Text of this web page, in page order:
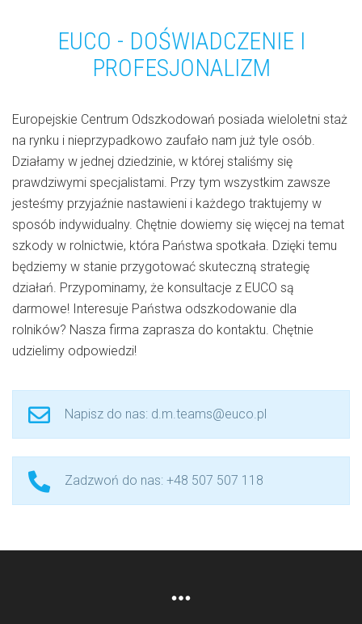
EUCO - DOŚWIADCZENIE I
PROFESJONALIZM
Europejskie Centrum Odszkodowań posiada wieloletni staż
na rynku i nieprzypadkowo zaufało nam już tyle osób.
Działamy w jednej dziedzinie, w której staliśmy się
prawdziwymi specjalistami. Przy tym wszystkim zawsze
jesteśmy przyjaźnie nastawieni i każdego traktujemy w
sposób indywidualny. Chętnie dowiemy się więcej na temat
szkody w rolnictwie, która Państwa spotkała. Dzięki temu
będziemy w stanie przygotować skuteczną strategię
działań. Przypominamy, że konsultacje z EUCO są
darmowe! Interesuje Państwa odszkodowanie dla
rolników? Nasza firma zaprasza do kontaktu. Chętnie
udzielimy odpowiedzi!
Napisz do nas: d.m.teams@euco.pl
Zadzwoń do nas: +48 507 507 118